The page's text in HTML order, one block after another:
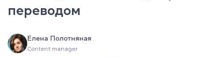
Английский для компаний
Подготовка к экзаменам
переводом
Елена Полотняная
Content manager